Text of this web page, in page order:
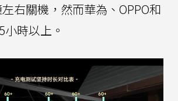
右關機，然而華為、OPPO和
時以上。